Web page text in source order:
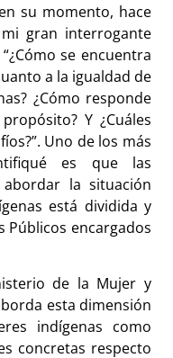
su momento, hace
gran interrogante
se encuentra
a la igualdad de
¿Cómo responde
Y ¿Cuáles
Uno de los más
es que las
la situación
está dividida y
Públicos encargados
de la Mujer y
esta dimensión
indígenas como
concretas respecto